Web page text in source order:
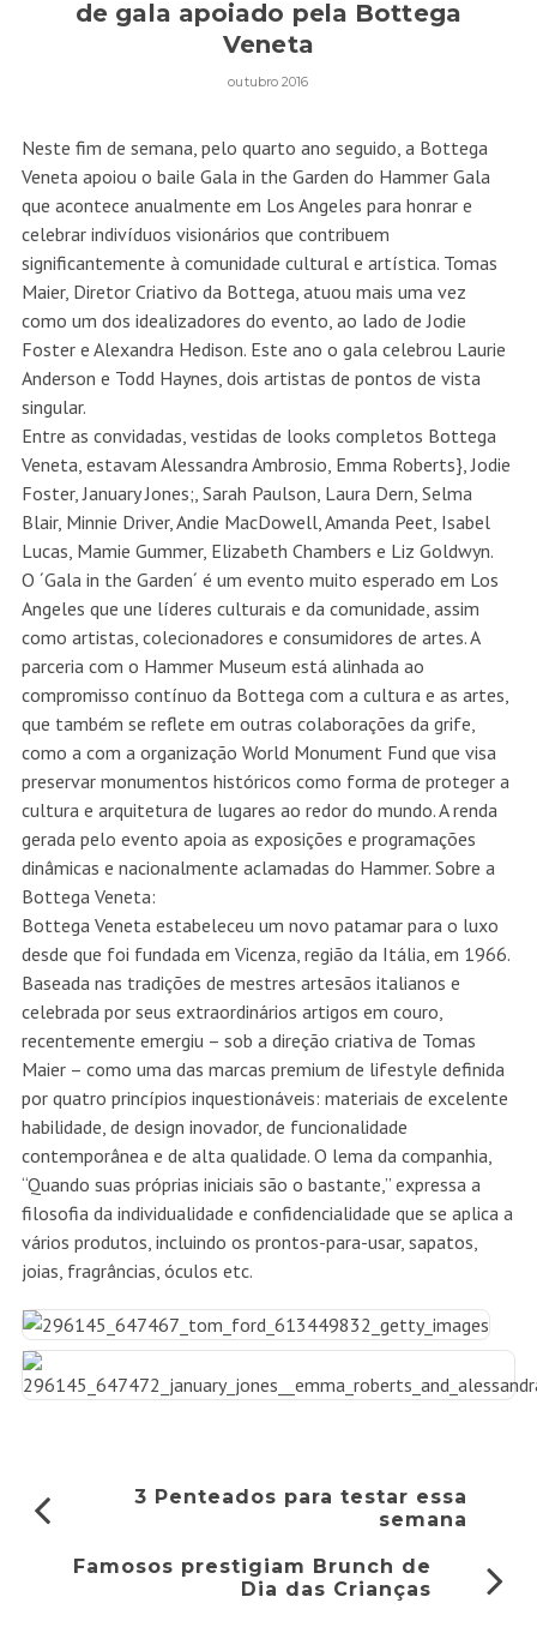
de gala apoiado pela Bottega
Veneta
outubro 2016
Neste fim de semana, pelo quarto ano seguido, a Bottega
Veneta apoiou o baile Gala in the Garden do Hammer Gala
que acontece anualmente em Los Angeles para honrar e
celebrar indivíduos visionários que contribuem
significantemente à comunidade cultural e artística. Tomas
Maier, Diretor Criativo da Bottega, atuou mais uma vez
como um dos idealizadores do evento, ao lado de Jodie
Foster e Alexandra Hedison. Este ano o gala celebrou Laurie
Anderson e Todd Haynes, dois artistas de pontos de vista
singular.
Entre as convidadas, vestidas de looks completos Bottega
Veneta, estavam Alessandra Ambrosio, Emma Roberts}, Jodie
Foster, January Jones;, Sarah Paulson, Laura Dern, Selma
Blair, Minnie Driver, Andie MacDowell, Amanda Peet, Isabel
Lucas, Mamie Gummer, Elizabeth Chambers e Liz Goldwyn.
O ´Gala in the Garden´ é um evento muito esperado em Los
Angeles que une líderes culturais e da comunidade, assim
como artistas, colecionadores e consumidores de artes. A
parceria com o Hammer Museum está alinhada ao
compromisso contínuo da Bottega com a cultura e as artes,
que também se reflete em outras colaborações da grife,
como a com a organização World Monument Fund que visa
preservar monumentos históricos como forma de proteger a
cultura e arquitetura de lugares ao redor do mundo. A renda
gerada pelo evento apoia as exposições e programações
dinâmicas e nacionalmente aclamadas do Hammer. Sobre a
Bottega Veneta:
Bottega Veneta estabeleceu um novo patamar para o luxo
desde que foi fundada em Vicenza, região da Itália, em 1966.
Baseada nas tradições de mestres artesãos italianos e
celebrada por seus extraordinários artigos em couro,
recentemente emergiu – sob a direção criativa de Tomas
Maier – como uma das marcas premium de lifestyle definida
por quatro princípios inquestionáveis: materiais de excelente
habilidade, de design inovador, de funcionalidade
contemporânea e de alta qualidade. O lema da companhia,
“Quando suas próprias iniciais são o bastante,” expressa a
filosofia da individualidade e confidencialidade que se aplica a
vários produtos, incluindo os prontos-para-usar, sapatos,
joias, fragrâncias, óculos etc.
3 Penteados para testar essa
semana
Famosos prestigiam Brunch de
Dia das Crianças